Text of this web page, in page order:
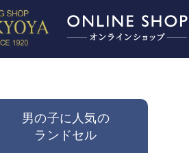
男の子に人気の
ランドセル